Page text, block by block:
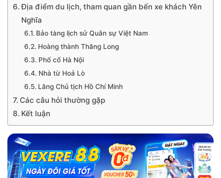
Địa điểm du lịch, tham quan gần bến xe khách Yên
Nghĩa
Bảo tàng lịch sử Quân sự Việt Nam
Hoàng thành Thăng Long
Phố cổ Hà Nội
Nhà từ Hoả Lò
Lăng Chủ tịch Hồ Chí Minh
Các câu hỏi thường gặp
Kết luận